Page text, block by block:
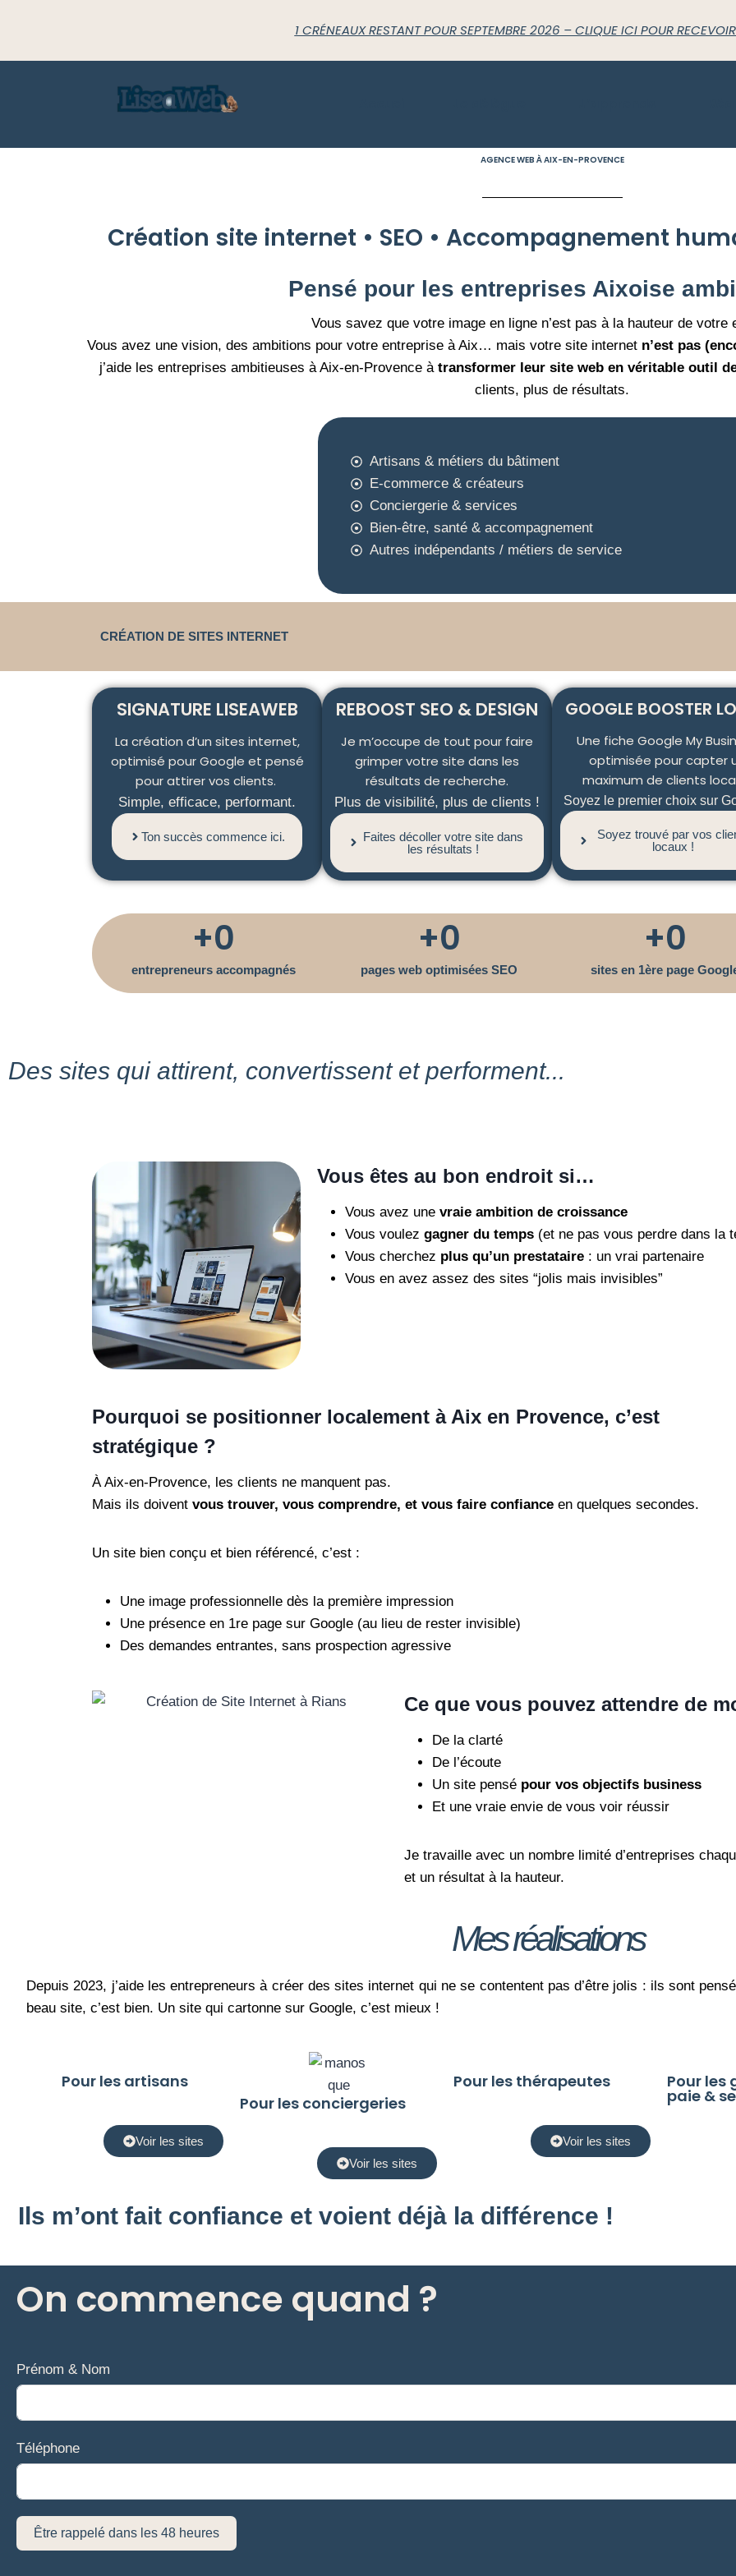
1 CRÉNEAUX RESTANT POUR SEPTEMBRE 2026 – CLIQUE ICI POUR
AGENCE WEB À AIX-EN-PROVENCE
Création site internet • SEO • Accompagnement
Pensé pour les entreprises Aixoise
Vous savez que votre image en ligne n’est pas à la hauteur de votre
Vous avez une vision, des ambitions pour votre entreprise à Aix… mais votre site internet n’est pas
j’aide les entreprises ambitieuses à Aix-en-Provence à transformer leur site web en véritable outil
clients, plus de résultats.
Artisans & métiers du bâtiment
E-commerce & créateurs
Conciergerie & services
Bien-être, santé & accompagnement
Autres indépendants / métiers de service
CRÉATION DE SITES INTERNET
SIGNATURE LISEAWEB
La création d’un sites internet,
optimisé pour Google et pensé
pour attirer vos clients.
Simple, efficace, performant.
Ton succès commence ici.
REBOOST SEO & DESIGN
Je m’occupe de tout pour faire
grimper votre site dans les
résultats de recherche.
Plus de visibilité, plus de clients !
Faites décoller votre site dans
les résultats !
GOOGLE BOOSTER
Une fiche Google My
optimisée pour capter
maximum de clients
Soyez le premier choix sur
Soyez trouvé par vos
locaux !
entrepreneurs accompagnés
+0
pages web optimisées SEO
+0
sites en 1ère page
+0
Des sites qui attirent, convertissent et performent...
Vous êtes au bon endroit si…
Vous avez une vraie ambition de croissance
Vous voulez gagner du temps(et ne pas vous perdre dans la
Vous cherchez plus qu’un prestataire: un vrai partenaire
Vous en avez assez des sites “jolis mais invisibles”
Pourquoi se positionner localement à Aix en Provence, c’est
stratégique ?
À Aix-en-Provence, les clients ne manquent pas.
Mais ils doivent vous trouver, vous comprendre, et vous faire confiance en quelques secondes.
Un site bien conçu et bien référencé, c’est :
Une image professionnelle dès la première impression
Une présence en 1re page sur Google (au lieu de rester invisible)
Des demandes entrantes, sans prospection agressive
Ce que vous pouvez attendre de
De la clarté
De l’écoute
Un site pensé pour vos objectifs business
Et une vraie envie de vous voir réussir
Je travaille avec un nombre limité d’entreprises
et un résultat à la hauteur.
Mes réalisations
Depuis 2023, j’aide les entrepreneurs à créer des sites internet qui ne se contentent pas d’être jolis : ils sont
beau site, c’est bien. Un site qui cartonne sur Google, c’est mieux !
Pour les artisans
Voir les sites
Pour les conciergeries
Voir les sites
Pour les thérapeutes
Voir les sites
Pour les
paie &
Ils m’ont fait confiance et voient déjà la différence !
On commence quand ?
Prénom & Nom
Téléphone
Être rappelé dans les 48 heures